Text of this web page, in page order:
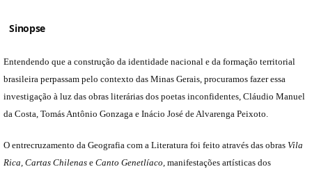
Sinopse
Entendendo que a construção da identidade nacional e da formação territorial
brasileira perpassam pelo contexto das Minas Gerais, procuramos fazer essa
investigação à luz das obras literárias dos poetas inconfidentes, Cláudio Manuel
da Costa, Tomás Antônio Gonzaga e Inácio José de Alvarenga Peixoto.
O entrecruzamento da Geografia com a Literatura foi feito através das obras Vila
Rica, Cartas Chilenas e Canto Genetlíaco, manifestações artísticas dos